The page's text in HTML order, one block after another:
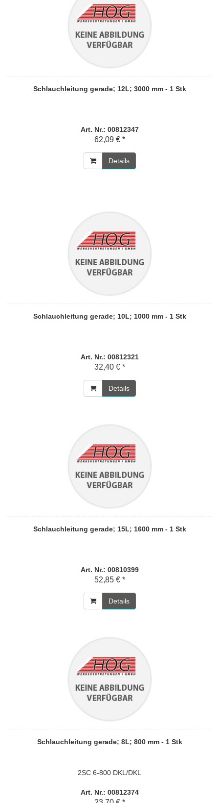
Schlauchleitung gerade; 12L; 3000 mm - 1 Stk
Art. Nr.: 00812347
62,09 € *
Details
Schlauchleitung gerade; 10L; 1000 mm - 1 Stk
Art. Nr.: 00812321
32,40 € *
Details
Schlauchleitung gerade; 15L; 1600 mm - 1 Stk
Art. Nr.: 00810399
52,85 € *
Details
Schlauchleitung gerade; 8L; 800 mm - 1 Stk
2SC 6-800 DKL/DKL
Art. Nr.: 00812374